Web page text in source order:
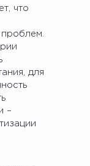
что
для
–